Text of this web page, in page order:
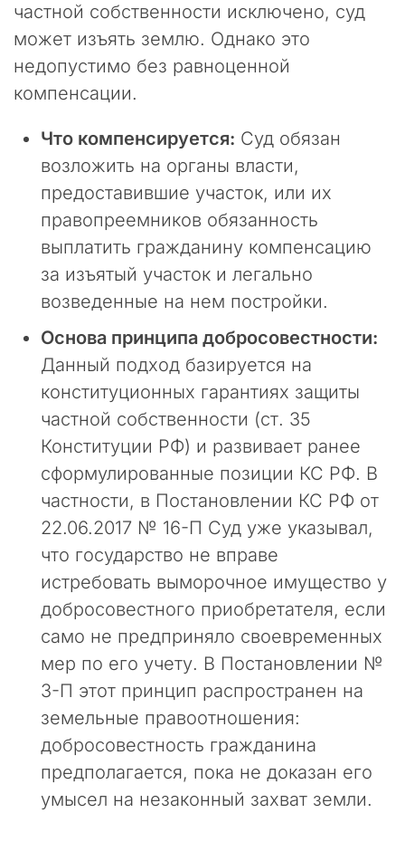
частной собственности исключено, суд
может изъять землю. Однако это
недопустимо без равноценной
компенсации.
Что компенсируется: Суд обязан
возложить на органы власти,
предоставившие участок, или их
правопреемников обязанность
выплатить гражданину компенсацию
за изъятый участок и легально
возведенные на нем постройки.
Основа принципа добросовестности:
Данный подход базируется на
конституционных гарантиях защиты
частной собственности (ст. 35
Конституции РФ) и развивает ранее
сформулированные позиции КС РФ. В
частности, в Постановлении КС РФ от
22.06.2017 № 16-П Суд уже указывал,
что государство не вправе
истребовать выморочное имущество у
добросовестного приобретателя, если
само не предприняло своевременных
мер по его учету. В Постановлении №
3-П этот принцип распространен на
земельные правоотношения:
добросовестность гражданина
предполагается, пока не доказан его
умысел на незаконный захват земли.
м
и
и
с
р
т
и
в
о
е
у
р
а
в
л
е
н
и
е
н
ш
и
м
е
с
р
с
о
.
Ц
е